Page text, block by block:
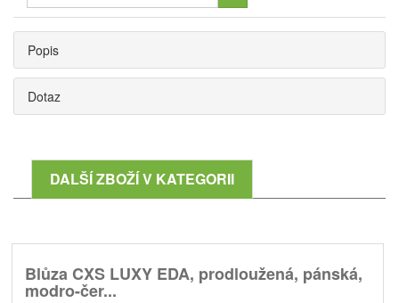
Popis
Dotaz
DALŠÍ ZBOŽÍ V KATEGORII
Blůza CXS LUXY EDA, prodloužená, pánská,
modro-čer...